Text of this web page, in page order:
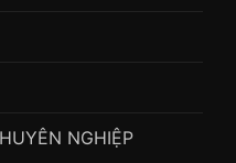
NGHIỆP